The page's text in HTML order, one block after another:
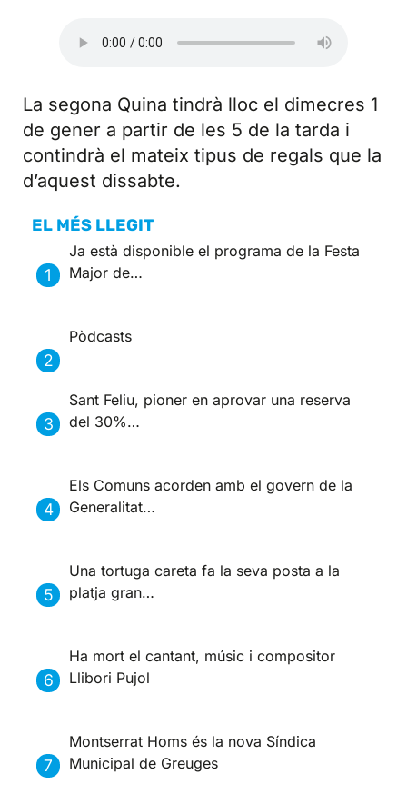
La segona Quina tindrà lloc el dimecres 1
de gener a partir de les 5 de la tarda i
contindrà el mateix tipus de regals que la
d’aquest dissabte.
EL MÉS LLEGIT
Ja està disponible el programa de la Festa
Major de…
Pòdcasts
Sant Feliu, pioner en aprovar una reserva
del 30%…
Els Comuns acorden amb el govern de la
Generalitat…
Una tortuga careta fa la seva posta a la
platja gran…
Ha mort el cantant, músic i compositor
Llibori Pujol
Montserrat Homs és la nova Síndica
Municipal de Greuges